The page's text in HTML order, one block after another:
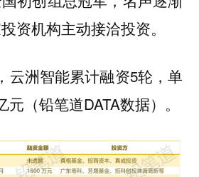
资机构主动接洽投资。
云洲智能累计融资5轮，单
（铅笔道DATA数据）。